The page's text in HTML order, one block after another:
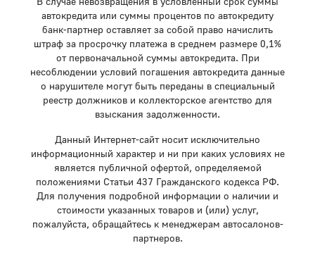
автокредита или суммы процентов по автокредиту
банк-партнер оставляет за собой право начислить
штраф за просрочку платежа в среднем размере 0,1%
от первоначальной суммы автокредита. При
несоблюдении условий погашения автокредита данные
о нарушителе могут быть переданы в специальный
реестр должников и коллекторское агентство для
взыскания задолженности.
Данный Интернет-сайт носит исключительно
информационный характер и ни при каких условиях не
является публичной офертой, определяемой
положениями Статьи 437 Гражданского кодекса РФ.
Для получения подробной информации о наличии и
стоимости указанных товаров и (или) услуг,
пожалуйста, обращайтесь к менеджерам автосалонов-
партнеров.